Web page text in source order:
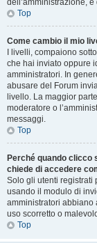
dell’amministrazione,
Top
Come cambio il mio
I livelli, compaiono
che hai inviato oppure
amministratori. In
abusare del Forum
livello. La maggior
moderatore o
messaggi.
Top
Perché quando clicco
chiede di accedere
Solo gli utenti registrati
usando il modulo di
amministratori abbiano
uso scorretto o
Top